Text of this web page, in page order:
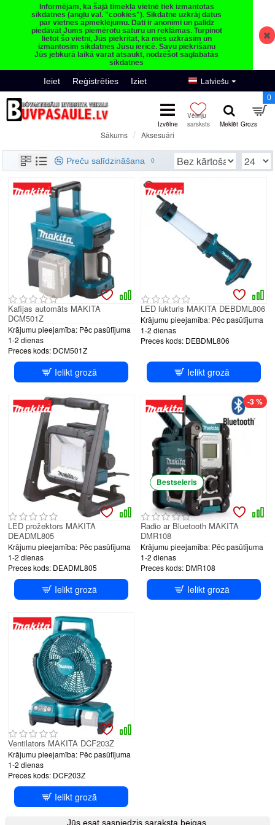
Informējam, ka šajā tīmekļa vietnē tiek izmantotas
sīkdatnes (angļu val. "cookies"). Sīkdatne uzkrāj datus
par vietnes apmeklējumu. Dati ir anonīmi un palīdz
piedāvāt Jums piemērotu saturu un reklāmas. Turpinot
lietot šo vietni, Jūs piekrītat, ka mēs uzkrāsim un
izmantosim sīkdatnes Jūsu ierīcē. Savu piekrišanu
Jūs jebkurā laikā varat atsaukt, nodzēšot saglabātās
sīkdatnes
Ieiet Reģistrēties Iziet Latviešu
0
Sākums Aksesuāri
Preču salīdzināšana
0
Krājumu pieejamība: Pēc pasūtījuma
1-2 dienas
Preces kods: DCM501Z
Kafijas automāts MAKITA
DCM501Z
Ielikt grozā
Krājumu pieejamība: Pēc pasūtījuma
1-2 dienas
Preces kods: DEBDML806
LED lukturis MAKITA DEBDML806
Ielikt grozā
Krājumu pieejamība: Pēc pasūtījuma
1-2 dienas
Preces kods: DEADML805
LED prožektors MAKITA
DEADML805
Ielikt grozā
Bestseleris
-3 %
Krājumu pieejamība: Pēc pasūtījuma
1-2 dienas
Preces kods: DMR108
Radio ar Bluetooth MAKITA
DMR108
Ielikt grozā
Krājumu pieejamība: Pēc pasūtījuma
1-2 dienas
Preces kods: DCF203Z
Ventilators MAKITA DCF203Z
Ielikt grozā
Jūs esat sasniedzis saraksta beigas.